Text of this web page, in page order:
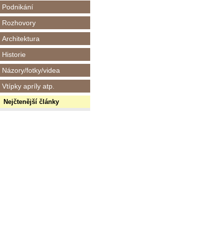
Podnikání
Rozhovory
Architektura
Historie
Názory/fotky/videa
Vtípky apríly atp.
Nejčtenější články